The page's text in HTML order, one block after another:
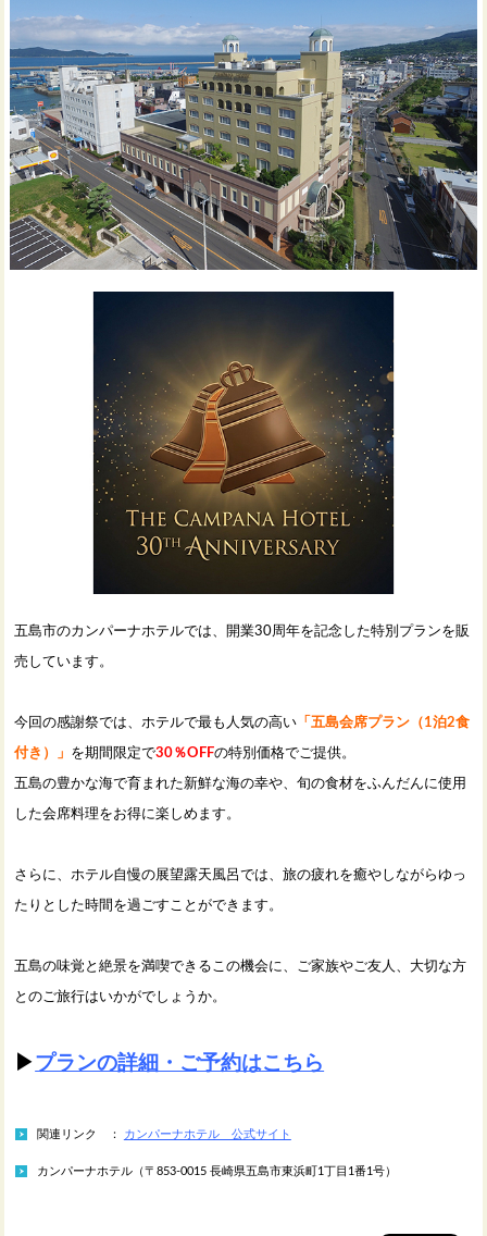
五島市のカンパーナホテルでは、開業30周年を記念した特別プランを販
売しています。
今回の感謝祭では、ホテルで最も人気の高い 「五島会席プラン（1泊2食
付き）」 を期間限定で30％OFFの特別価格でご提供。
五島の豊かな海で育まれた新鮮な海の幸や、旬の食材をふんだんに使用
した会席料理をお得に楽しめます。
さらに、ホテル自慢の展望露天風呂では、旅の疲れを癒やしながらゆっ
たりとした時間を過ごすことができます。
五島の味覚と絶景を満喫できるこの機会に、ご家族やご友人、大切な方
とのご旅行はいかがでしょうか。
▶プランの詳細・ご予約はこちら
関連リンク ： カンパーナホテル 公式サイト
カンパーナホテル（〒853-0015 長崎県五島市東浜町1丁目1番1号）